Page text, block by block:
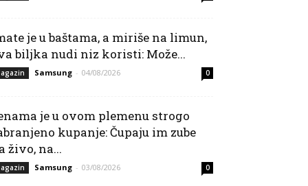
je u baštama, a miriše na limun,
biljka nudi niz koristi: Može...
Samsung - 04/08/2026 0
je u ovom plemenu strogo
kupanje: Čupaju im zube
živo, na...
Samsung - 03/08/2026 0